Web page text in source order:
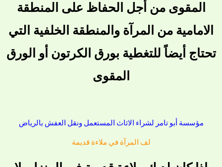
المقوى من أجل الحفاظ على المنطقة
الامامية من المرآة والمنطقة الخلفية التي
تحتاج أيضاً للتغطية بورق الكرتون أو الورق
المقوى
مؤسسة أبو تامر لشراء الاثاث المستعمل ونقل العفش بالرياض
لف المرآة في ملاءة قديمة